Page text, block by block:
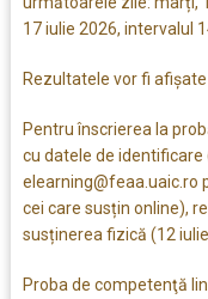
17 iulie 2026, intervalul
Rezultatele vor fi
Pentru înscrierea la
cu datele de identificare
elearning@feaa.uaic.ro
cei care susțin online),
susținerea fizică (12
Proba de competenţă